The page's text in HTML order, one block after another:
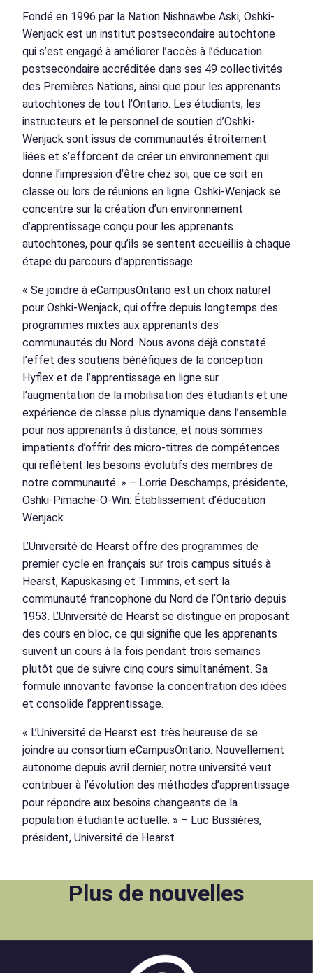
Fondé en 1996 par la Nation Nishnawbe Aski, Oshki-
Wenjack est un institut postsecondaire autochtone
qui s’est engagé à améliorer l’accès à l’éducation
postsecondaire accréditée dans ses 49 collectivités
des Premières Nations, ainsi que pour les apprenants
autochtones de tout l’Ontario. Les étudiants, les
instructeurs et le personnel de soutien d’Oshki-
Wenjack sont issus de communautés étroitement
liées et s’efforcent de créer un environnement qui
donne l’impression d’être chez soi, que ce soit en
classe ou lors de réunions en ligne. Oshki-Wenjack se
concentre sur la création d’un environnement
d’apprentissage conçu pour les apprenants
autochtones, pour qu’ils se sentent accueillis à chaque
étape du parcours d’apprentissage.
« Se joindre à eCampusOntario est un choix naturel
pour Oshki-Wenjack, qui offre depuis longtemps des
programmes mixtes aux apprenants des
communautés du Nord. Nous avons déjà constaté
l’effet des soutiens bénéfiques de la conception
Hyflex et de l’apprentissage en ligne sur
l’augmentation de la mobilisation des étudiants et une
expérience de classe plus dynamique dans l’ensemble
pour nos apprenants à distance, et nous sommes
impatients d’offrir des micro-titres de compétences
qui reflètent les besoins évolutifs des membres de
notre communauté. » – Lorrie Deschamps, présidente,
Oshki-Pimache-O-Win: Établissement d’éducation
Wenjack
L’Université de Hearst offre des programmes de
premier cycle en français sur trois campus situés à
Hearst, Kapuskasing et Timmins, et sert la
communauté francophone du Nord de l’Ontario depuis
1953. L’Université de Hearst se distingue en proposant
des cours en bloc, ce qui signifie que les apprenants
suivent un cours à la fois pendant trois semaines
plutôt que de suivre cinq cours simultanément. Sa
formule innovante favorise la concentration des idées
et consolide l’apprentissage.
« L’Université de Hearst est très heureuse de se
joindre au consortium eCampusOntario. Nouvellement
autonome depuis avril dernier, notre université veut
contribuer à l’évolution des méthodes d’apprentissage
pour répondre aux besoins changeants de la
population étudiante actuelle. » – Luc Bussières,
président, Université de Hearst
Plus de nouvelles